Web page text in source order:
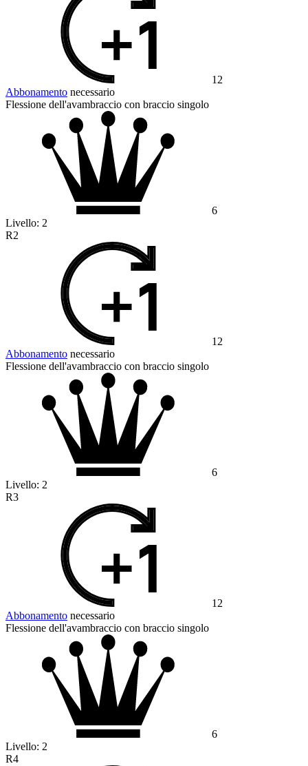
12
Abbonamento necessario
Flessione dell'avambraccio con braccio singolo
6
Livello: 2
R2
12
Abbonamento necessario
Flessione dell'avambraccio con braccio singolo
6
Livello: 2
R3
12
Abbonamento necessario
Flessione dell'avambraccio con braccio singolo
6
Livello: 2
R4